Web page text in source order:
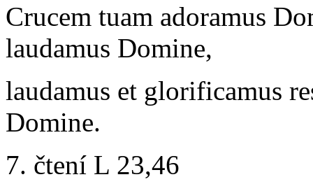
Crucem tuam adoramus
laudamus Domine,
laudamus et glorificamus
Domine.
7. čtení L 23,46